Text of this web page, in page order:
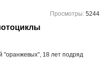
Просмотры: 5244
"оранжевых", 18 лет подряд